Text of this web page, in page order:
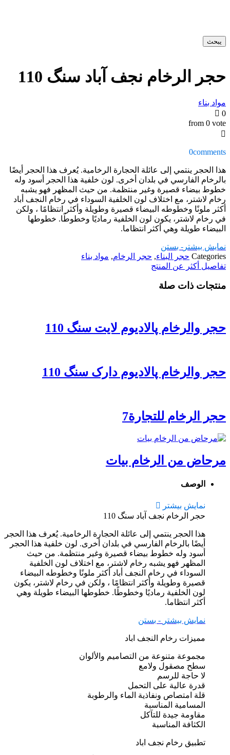
يبحث
حجر الرخام نجف آباد سنگ 110
مواد بناء
0
from 0 vote
0comments
هذا الحجر ينتمي إلى عائلة الحجارة الرخامية. يُعرف هذا الحجر أيضًا
بالرخام الفارسي في بلدان أخرى. لون خلفية هذا الحجر أسود وله
خطوط بيضاء قصيرة وغير منتظمة. من حيث المظهر فهو يشبه
رخام لاشتر، مع اختلاف لون الخلفية السوداء في رخام النجف أباد
أكثر ملونًا وخطوطه البيضاء قصيرة وطويلة وأكثر انتظامًا ، ولكن
في رخام لاشتر، يكون لون الخلفية رماديًا وخطوطًا. خطوطها
البيضاء طويلة وهي أكثر انتظاما.
نمایش بیشتر - بستن
Categories حجر البناء, حجر الرخام, مواد بناء
تفاصيل أكثر عن المنتج
منتجات ذات صلة
حجر والرخام پالادیوم لایت سنگ 110
حجر والرخام پالادیوم دارک سنگ 110
حجر الرخام للتجارة7
مرحاض من الرخام بیات
الوصف
نمایش بیشتر
حجر الرخام نجف آباد سنگ 110
هذا الحجر ينتمي إلى عائلة الحجارة الرخامية. يُعرف هذا الحجر
أيضًا بالرخام الفارسي في بلدان أخرى. لون خلفية هذا الحجر
أسود وله خطوط بيضاء قصيرة وغير منتظمة. من حيث
المظهر فهو يشبه رخام لاشتر، مع اختلاف لون الخلفية
السوداء في رخام النجف أباد أكثر ملونًا وخطوطه البيضاء
قصيرة وطويلة وأكثر انتظامًا ، ولكن في رخام لاشتر، يكون
لون الخلفية رماديًا وخطوطًا. خطوطها البيضاء طويلة وهي
أكثر انتظاما.
نمایش بیشتر - بستن
مميزات رخام النجف اباد
مجموعة متنوعة من التصاميم والألوان
سطح مصقول ولامع
لا حاجة للرسم
قدرة عالية على التحمل
قلة امتصاص ونفاذية الماء والرطوبة
المسامية المناسبة
مقاومة جيدة للتآكل
الكثافة المناسبة
تطبيق رخام نجف اباد